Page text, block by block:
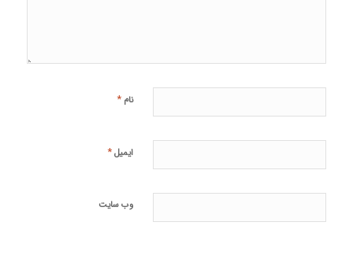
نام *
ایمیل*
وب‌ سایت